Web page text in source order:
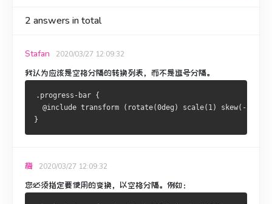
2 answers in total
Stafan 2020/03/27 12:09:32
我认为应该是空格分隔的转换列表，而不是逗号分隔。
.progress-bar {
@include transform (rotate(0deg) scale(1) skew(-
}
梅 2020/03/27 12:09:32
您必须指定要使用的变换，以空格分隔。 例如：